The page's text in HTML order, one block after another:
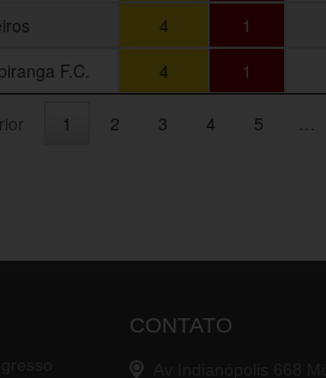
4 1
F.C. 4 1
1 2 3 4 5
CONTATO